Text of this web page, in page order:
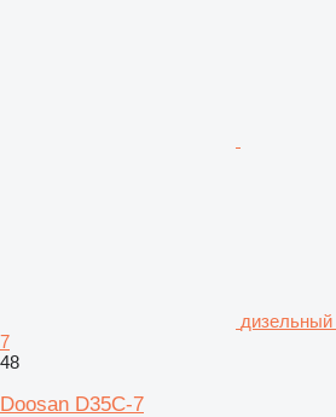
дизельный
7
48
Doosan D35C-7